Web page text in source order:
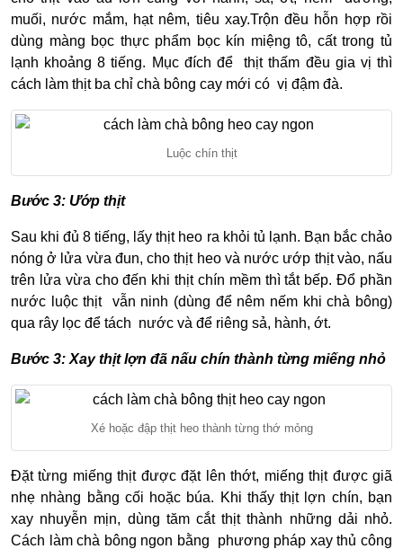
muối, nước mắm, hạt nêm, tiêu xay.Trộn đều hỗn hợp rồi
dùng màng bọc thực phẩm bọc kín miệng tô, cất trong tủ
lạnh khoảng 8 tiếng. Mục đích để thịt thấm đều gia vị thì
cách làm thịt ba chỉ chà bông cay mới có vị đậm đà.
Luộc chín thịt
Bước 3: Ướp thịt
Sau khi đủ 8 tiếng, lấy thịt heo ra khỏi tủ lạnh. Bạn bắc chảo
nóng ở lửa vừa đun, cho thịt heo và nước ướp thịt vào, nấu
trên lửa vừa cho đến khi thịt chín mềm thì tắt bếp. Đổ phần
nước luộc thịt vẫn ninh (dùng để nêm nếm khi chà bông)
qua rây lọc để tách nước và để riêng sả, hành, ớt.
Bước 3: Xay thịt lợn đã nấu chín thành từng miếng nhỏ
Xé hoặc đập thịt heo thành từng thớ mỏng
Đặt từng miếng thịt được đặt lên thớt, miếng thịt được giã
nhẹ nhàng bằng cối hoặc búa. Khi thấy thịt lợn chín, bạn
xay nhuyễn mịn, dùng tăm cắt thịt thành những dải nhỏ.
Cách làm chà bông ngon bằng phương pháp xay thủ công